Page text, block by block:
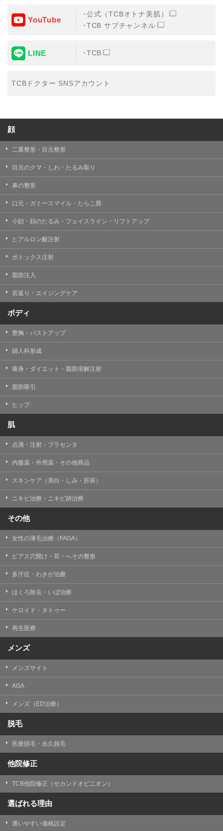
・患者様がご利用になった各種サービスの内容、ご利用
日時、閲覧履歴等に関連する情報
（これには、Cookie情報、アクセスログ等の利用状況に
③TCBグループが第三者から間接的に収集する情報
事業者およびアフィリエイトサービスプロバイダ等の第
・患者様の閲覧履歴、端末等の情報
TCBグループは取得情報を以下の目的で利用いたしま
す。
・クリニックの来院予約、医療サービスの提供、医療関
対応等のサービス提供のため
・医療サービスの提供に関する他の医療機関、検査機関
及び研究機関との連携のため
・サービス向上を目的とした医療サービス・販売する医
療関連商品に関する患者様へのアンケートの送受信及び
これに付随する諸対応のため
・Cookie等の技術を用いたアクセス履歴、閲覧記録等に
関する情報の収集、分析
・閲覧記録等から趣味・嗜好を分析した情報を使用して
の広告に利用するため
め
・患者様のサービス利用状況の分析及び症例研究のため
・広告、宣伝、マーケティングのため
【個人情報の管理体制について】
TCBグループは、取り扱う個人情報を、厳正な管理の下
に蓄積・保管し、当該個人情報への不正アクセス・紛
失・破壊・改ざんおよび漏洩等を防止するため、必要か
【個人情報の共同利用について】
TCBグループは、【利用目的】達成に必要な範囲で、取
得情報を共同して利用することがあります。
なお、共同利用にあたっては、一般社団法人メディカル
アライアンスが個人情報の管理について責任を有しま
一般社団法人メディカルアライアンス
代表電話番号03-6459-0169
①共同して利用される情報
【取得する情報】に規定されている取得情報
②共同して利用する者の範囲
【基本理念】に規定するTCBグループ
③共同利用する者の利用目的
【利用目的】の達成のため
【外部委託について】
TCBグループは、【利用目的】の達成に必要な範囲内に
おいて、取得情報の取扱いの全部または一部を外部の業
務委託先に委託することがあります。取得情報の取り扱
いを委託する場合、委託先との間で、個人情報の保護に
正に管理されるよう確保します。
【第三者提供について】
TCBグループは、個人情報保護法その他の法令により認
められる場合を除き、患者様の同意なしに、取得情報を
委託先以外の第三者に開示・提供することはありませ
ん。
TCBグループは、本人の申し出により個人情報に関する
について、これを適切に対応します。
問合せ先：個人情報お問合せフォーム
YouTube
公式（TCBオトナ美肌）
TCB サブチャンネル
LINE TCB
TCBドクター SNSアカウント
顔
二重整形・目元整形
目元のクマ・しわ・たるみ取り
鼻の整形
口元・ガミースマイル・たらこ唇
小顔・顔のたるみ・フェイスライン・リフトアップ
ヒアルロン酸注射
ボトックス注射
脂肪注入
若返り・エイジングケア
ボディ
豊胸・バストアップ
婦人科形成
痩身・ダイエット・脂肪溶解注射
脂肪吸引
ヒップ
肌
点滴・注射・プラセンタ
内服薬・外用薬・その他商品
スキンケア（美白・しみ・肝斑）
ニキビ治療・ニキビ跡治療
その他
女性の薄毛治療（FAGA）
ピアス穴開け・耳・へその整形
多汗症・わきが治療
ほくろ除去・いぼ治療
ケロイド・タトゥー
再生医療
メンズ
メンズサイト
AGA
メンズ（ED治療）
脱毛
医療脱毛・永久脱毛
他院修正
TCB他院修正（セカンドオピニオン）
選ばれる理由
通いやすい価格設定